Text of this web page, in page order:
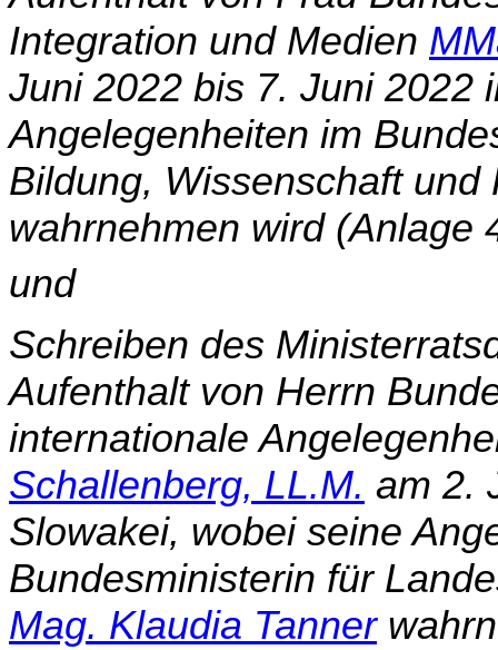
Integration und Medien
Juni 2022 bis 7. Juni 2022
Angelegenheiten im
Bildung, Wissenschaft
wahr­nehmen wird (Anlage
und
Schreiben des
Aufenthalt von Herrn
internationale
Schallenberg, LL.M. am 2.
Slowakei, wobei seine
Bundesministerin für
Mag. Klaudia Tanner